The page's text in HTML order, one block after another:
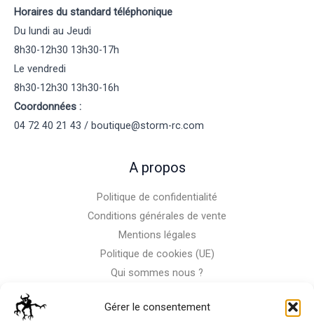
Gérer le consentement
Horaires du standard téléphonique
Du lundi au Jeudi
8h30-12h30 13h30-17h
Le vendredi
8h30-12h30 13h30-16h
Coordonnées :
04 72 40 21 43 / boutique@storm-rc.com
A propos
Politique de confidentialité
Conditions générales de vente
Mentions légales
Politique de cookies (UE)
Qui sommes nous ?